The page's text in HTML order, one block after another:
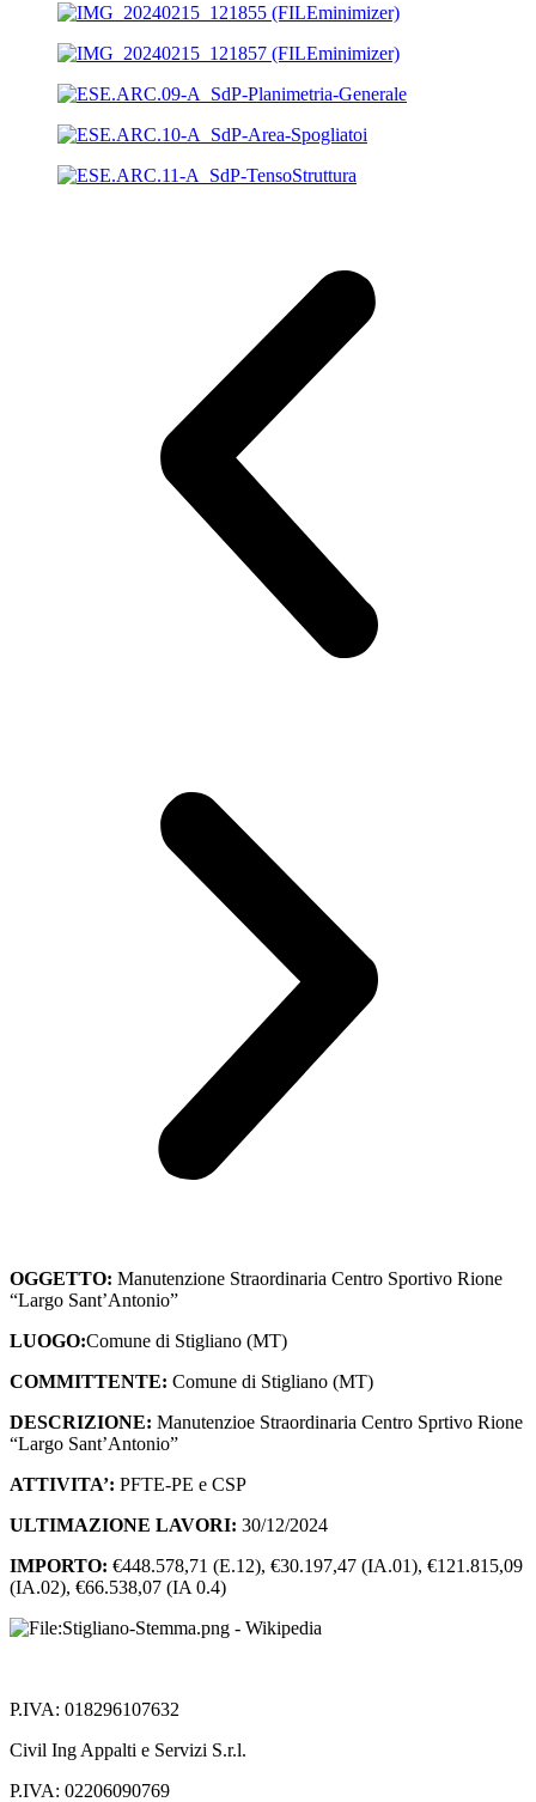
OGGETTO: Manutenzione Straordinaria Centro Sportivo Rione
“Largo Sant’Antonio”
LUOGO:Comune di Stigliano (MT)
COMMITTENTE: Comune di Stigliano (MT)
DESCRIZIONE: Manutenzioe Straordinaria Centro Sprtivo Rione
“Largo Sant’Antonio”
ATTIVITA’: PFTE-PE e CSP
ULTIMAZIONE LAVORI: 30/12/2024
IMPORTO: €448.578,71 (E.12), €30.197,47 (IA.01), €121.815,09
(IA.02), €66.538,07 (IA 0.4)
P.IVA: 018296107632
Civil Ing Appalti e Servizi S.r.l.
P.IVA: 02206090769